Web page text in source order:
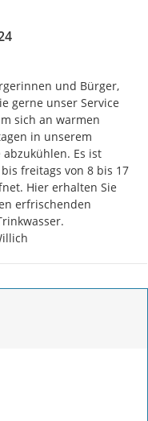
und Bürger,
gerne unser Service
sich an warmen
in unserem
abzukühlen. Es ist
freitags von 8 bis 17
Hier erhalten Sie
erfrischenden